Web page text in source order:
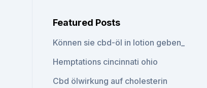
Featured Posts
Können sie cbd-öl in lotion geben_
Hemptations cincinnati ohio
Cbd ölwirkung auf cholesterin